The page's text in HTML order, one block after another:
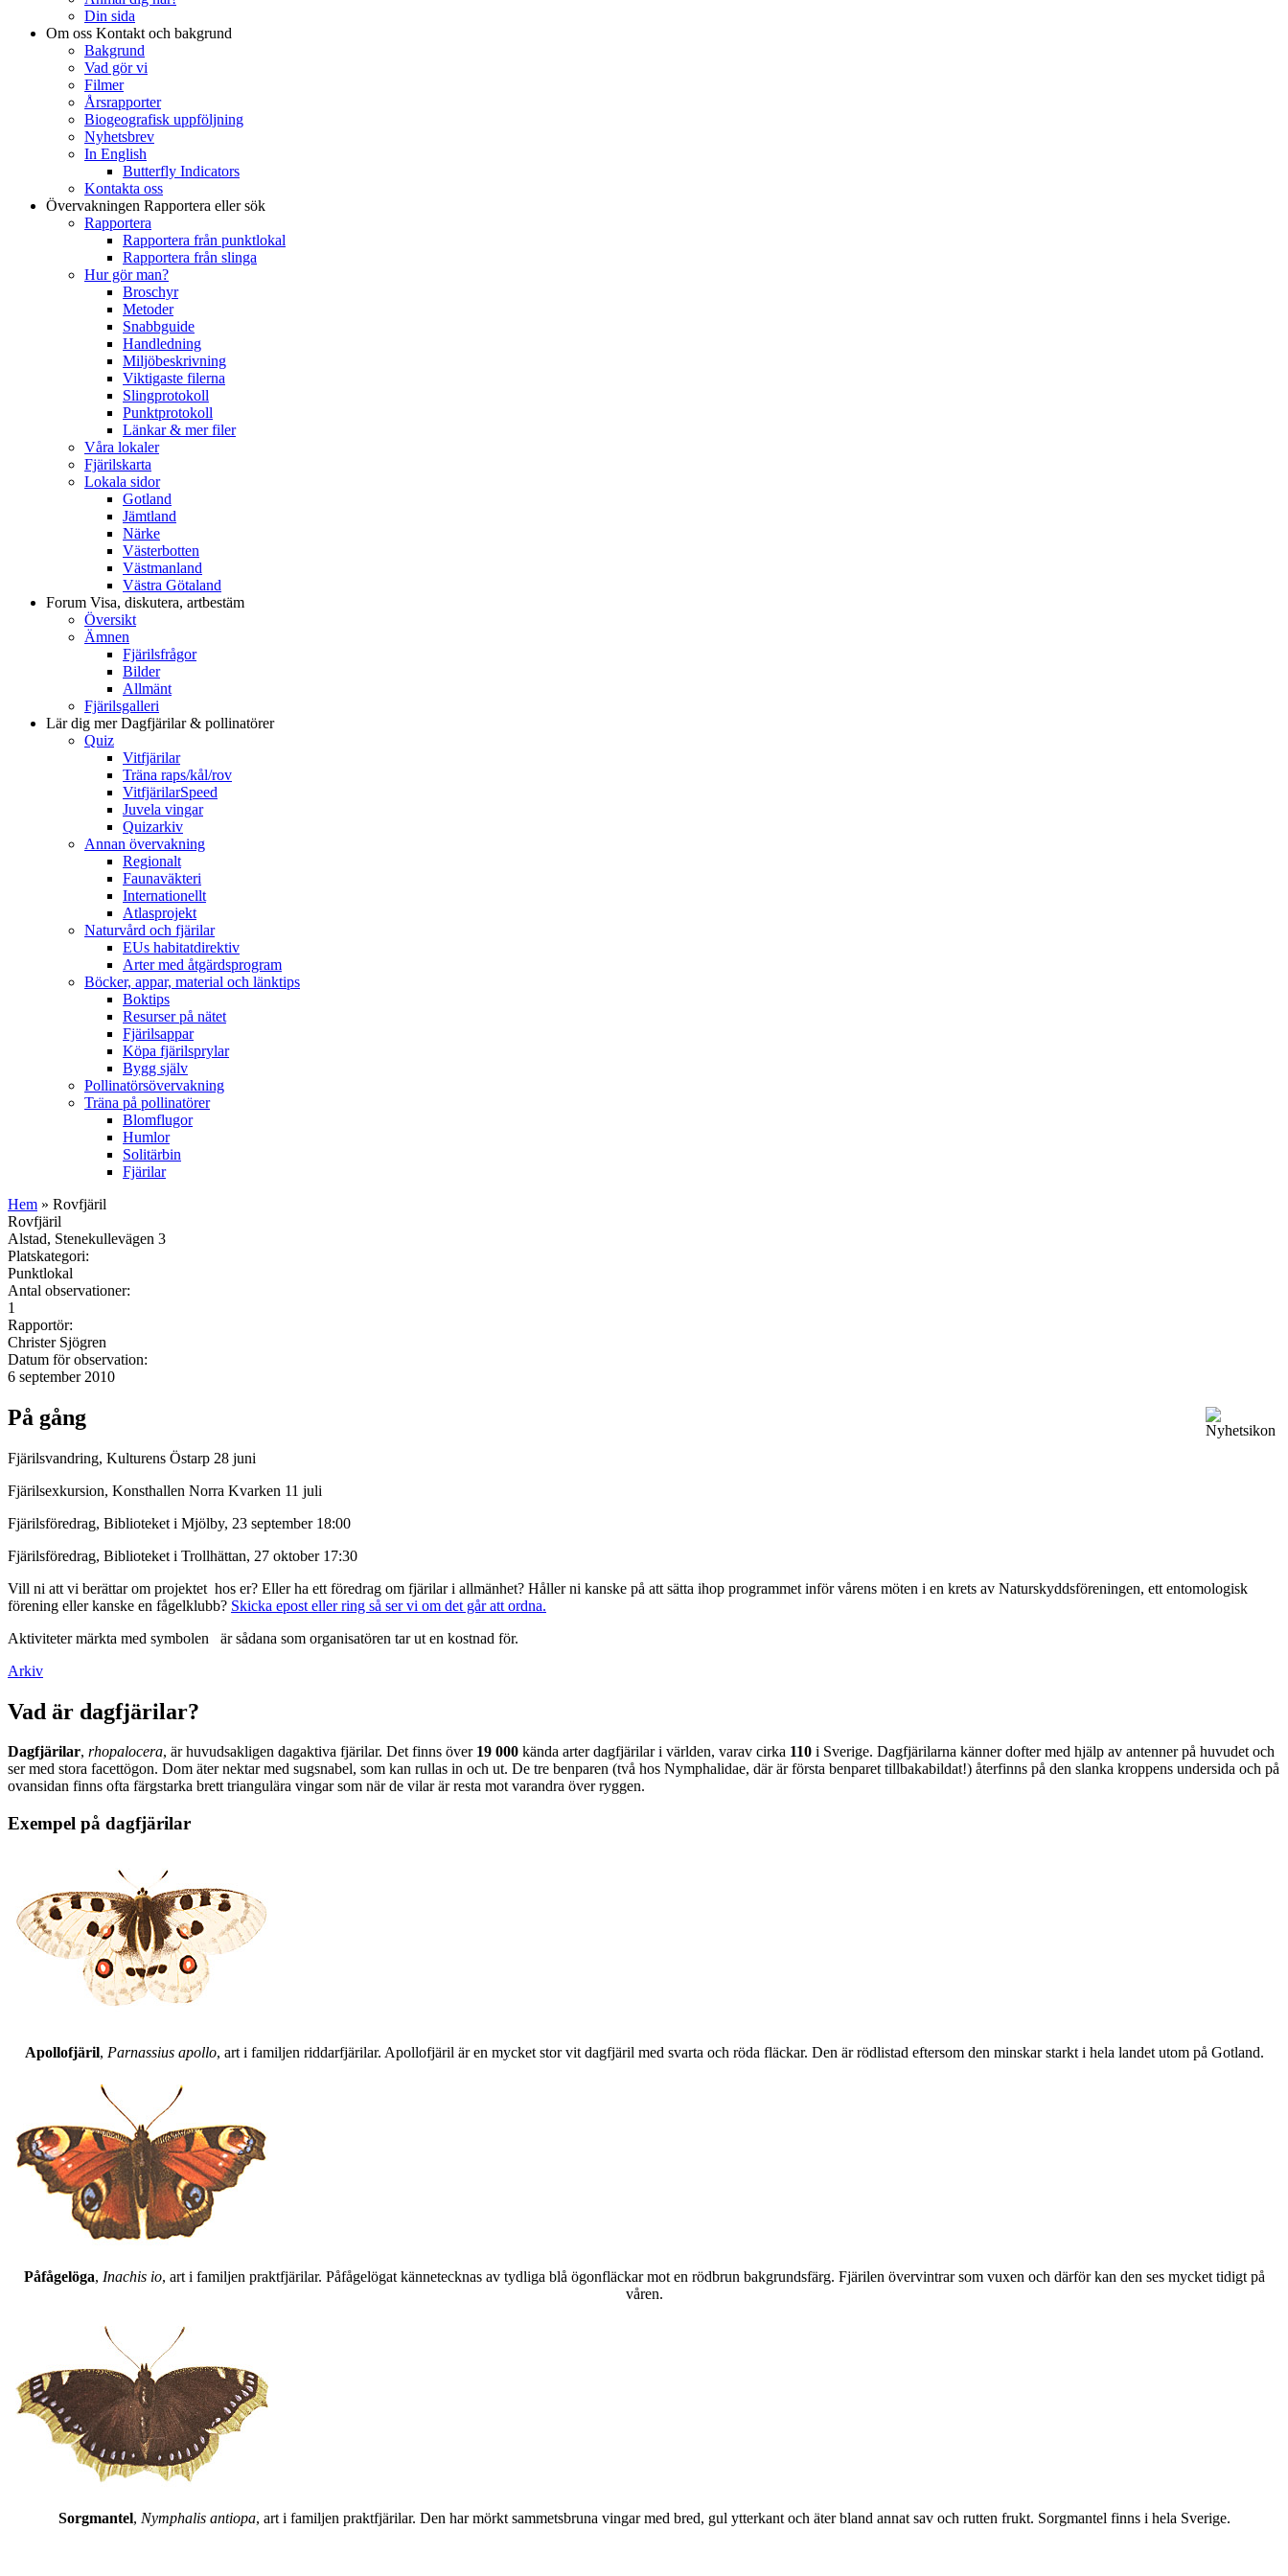
Din sida
Om oss Kontakt och bakgrund
Bakgrund
Vad gör vi
Filmer
Årsrapporter
Biogeografisk uppföljning
Nyhetsbrev
In English
Butterfly Indicators
Kontakta oss
Övervakningen Rapportera eller sök
Rapportera
Rapportera från punktlokal
Rapportera från slinga
Hur gör man?
Broschyr
Metoder
Snabbguide
Handledning
Miljöbeskrivning
Viktigaste filerna
Slingprotokoll
Punktprotokoll
Länkar & mer filer
Våra lokaler
Fjärilskarta
Lokala sidor
Gotland
Jämtland
Närke
Västerbotten
Västmanland
Västra Götaland
Forum Visa, diskutera, artbestäm
Översikt
Ämnen
Fjärilsfrågor
Bilder
Allmänt
Fjärilsgalleri
Lär dig merDagfjärilar & pollinatörer
Quiz
Vitfjärilar
Träna raps/kål/rov
VitfjärilarSpeed
Juvela vingar
Quizarkiv
Annan övervakning
Regionalt
Faunaväkteri
Internationellt
Atlasprojekt
Naturvård och fjärilar
EUs habitatdirektiv
Arter med åtgärdsprogram
Böcker, appar, material och länktips
Boktips
Resurser på nätet
Fjärilsappar
Köpa fjärilsprylar
Bygg själv
Pollinatörsövervakning
Träna på pollinatörer
Blomflugor
Humlor
Solitärbin
Fjärilar
Hem » Rovfjäril
Rovfjäril
Alstad, Stenekullevägen 3
Platskategori:
Punktlokal
Antal observationer:
1
Rapportör:
Christer Sjögren
Datum för observation:
6 september 2010
På gång
Fjärilsvandring, Kulturens Östarp 28 juni
Fjärilsexkursion, Konsthallen Norra Kvarken 11 juli
Fjärilsföredrag, Biblioteket i Mjölby, 23 september 18:00
Fjärilsföredrag, Biblioteket i Trollhättan, 27 oktober 17:30
Vill ni att vi berättar om projektet hos er? Eller ha ett föredrag om fjärilar i allmänhet? Håller ni kanske på att sätta ihop programmet inför vårens möten i en krets av Naturskyddsföreningen, ett entomologisk
förening eller kanske en fågelklubb? Skicka epost eller ring så ser vi om det går att ordna.
Aktiviteter märkta med symbolen
är sådana som organisatören tar ut en kostnad för.
Arkiv
Vad är dagfjärilar?
Dagfjärilar, rhopalocera, är huvudsakligen dagaktiva fjärilar. Det finns över 19 000 kända arter dagfjärilar i världen, varav cirka 110 i Sverige. Dagfjärilarna känner dofter med hjälp av antenner på huvudet och
ser med stora facettögon. Dom äter nektar med sugsnabel, som kan rullas in och ut. De tre benparen (två hos Nymphalidae, där är första benparet tillbakabildat!) återfinns på den slanka kroppens undersida och på
ovansidan finns ofta färgstarka brett triangulära vingar som när de vilar är resta mot varandra över ryggen.
Exempel på dagfjärilar
Apollofjäril, Parnassius apollo, art i familjen riddarfjärilar. Apollofjäril är en mycket stor vit dagfjäril med svarta och röda fläckar. Den är rödlistad eftersom den minskar starkt i hela landet utom på Gotland.
Påfågelöga, Inachis io, art i familjen praktfjärilar. Påfågelögat kännetecknas av tydliga blå ögonfläckar mot en rödbrun bakgrundsfärg. Fjärilen övervintrar som vuxen och därför kan den ses mycket tidigt på
våren.
Sorgmantel, Nymphalis antiopa, art i familjen praktfjärilar. Den har mörkt sammetsbruna vingar med bred, gul ytterkant och äter bland annat sav och rutten frukt. Sorgmantel finns i hela Sverige.